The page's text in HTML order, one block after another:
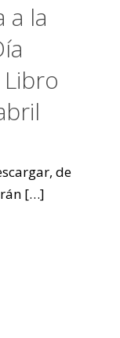
a la
de
[…]